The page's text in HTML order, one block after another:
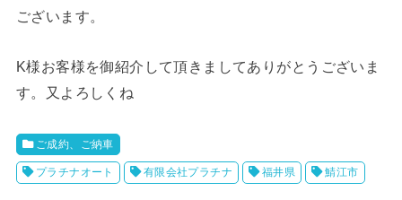
ございます。
K様お客様を御紹介して頂きましてありがとうございま
す。又よろしくね
ご成約、ご納車
プラチナオート 有限会社プラチナ 福井県 鯖江市